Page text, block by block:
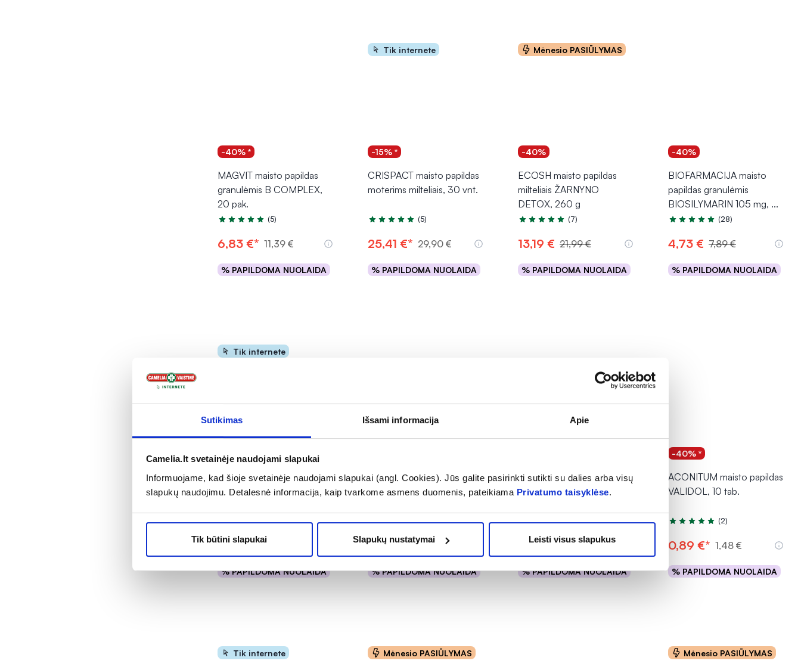
Sutikimas Išsami informacija Apie
Camelia.lt svetainėje naudojami slapukai
Informuojame, kad šioje svetainėje naudojami slapukai (angl. Cookies). Jūs galite pasirinkti sutikti su dalies arba visų
slapukų naudojimu. Detalesnė informacija, kaip tvarkome asmens duomenis, pateikiama Privatumo taisyklėse.
Tik būtini slapukai Slapukų nustatymai Leisti visus slapukus
-40% *
MAGVIT maisto papildas
granulėmis B COMPLEX,
20 pak.
Įvertinimas 5.0 iš 5
(5)
6,83 €* 11,39 €
% PAPILDOMA NUOLAIDA
Į krepšelį
Tik internete
-15% *
CRISPACT maisto papildas
moterims milteliais, 30 vnt.
Įvertinimas 5.0 iš 5
(5)
25,41 €* 29,90 €
% PAPILDOMA NUOLAIDA
Į krepšelį
Mėnesio PASIŪLYMAS
-40%
ECOSH maisto papildas
milteliais ŽARNYNO
DETOX, 260 g
Įvertinimas 4.7 iš 5
(7)
13,19 € 21,99 €
% PAPILDOMA NUOLAIDA
Į krepšelį
-40%
BIOFARMACIJA maisto
papildas granulėmis
BIOSILYMARIN 105 mg, ...
Įvertinimas 4.6 iš 5
(28)
4,73 € 7,89 €
% PAPILDOMA NUOLAIDA
Į krepšelį
Tik internete
-25%
ICONFIT maisto papildas
MIKRONIZUOTAS
Įvertinimas 5.0 iš 5
(4)
8,84 € 11,79 €
% PAPILDOMA NUOLAIDA
Į krepšelį
VALIDOL maisto papildas
LUBNYPHARM, 10
Įvertinimas 5.0 iš 5
(11)
0,89 €
% PAPILDOMA NUOLAIDA
Į krepšelį
FJORD maisto papildas
žuvų taukai STRONG
Įvertinimas 4.9 iš 5
(99)
20,79 €
% PAPILDOMA NUOLAIDA
Į krepšelį
-40% *
ACONITUM maisto papildas
VALIDOL, 10 tab.
Įvertinimas 5.0 iš 5
(2)
0,89 €* 1,48 €
% PAPILDOMA NUOLAIDA
Į krepšelį
Tik internete Mėnesio PASIŪLYMAS Mėnesio PASIŪLYMAS